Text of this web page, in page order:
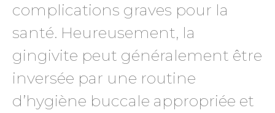
complications graves pour la
santé. Heureusement, la
gingivite peut généralement être
inversée par une routine
d’hygiène buccale appropriée et